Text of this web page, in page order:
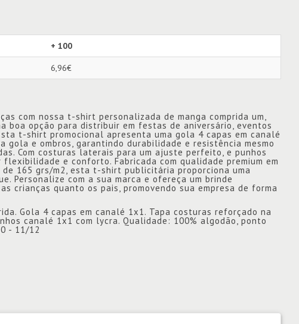
+ 100
6,96€
com nossa t-shirt personalizada de manga comprida um,
boa opção para distribuir em festas de aniversário, eventos
t-shirt promocional apresenta uma gola 4 capas em canalé
gola e ombros, garantindo durabilidade e resistência mesmo
Com costuras laterais para um ajuste perfeito, e punhos
e conforto. Fabricada com qualidade premium em
de 165 grs/m2, esta t-shirt publicitária proporciona uma
Personalize com a sua marca e ofereça um brinde
crianças quanto os pais, promovendo sua empresa de forma
Gola 4 capas em canalé 1x1. Tapa costuras reforçado na
canalé 1x1 com lycra. Qualidade: 100% algodão, ponto
- 11/12